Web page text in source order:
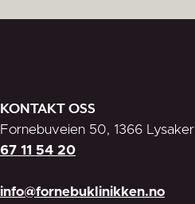
KONTAKT OSS
Fornebuveien 50, 1366 Lysaker
67 11 54 20
info@fornebuklinikken.no